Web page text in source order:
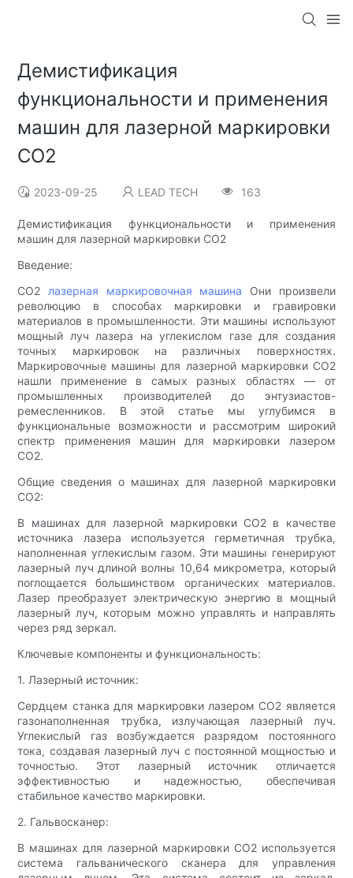
Демистификация
функциональности и применения
машин для лазерной маркировки
CO2
2023-09-25 LEAD TECH 163
Демистификация функциональности и применения
машин для лазерной маркировки CO2
Введение:
CO2 лазерная маркировочная машина Они произвели
революцию в способах маркировки и гравировки
материалов в промышленности. Эти машины используют
мощный луч лазера на углекислом газе для создания
точных маркировок на различных поверхностях.
Маркировочные машины для лазерной маркировки CO2
нашли применение в самых разных областях — от
промышленных производителей до энтузиастов-
ремесленников. В этой статье мы углубимся в
функциональные возможности и рассмотрим широкий
спектр применения машин для маркировки лазером
CO2.
Общие сведения о машинах для лазерной маркировки
CO2:
В машинах для лазерной маркировки CO2 в качестве
источника лазера используется герметичная трубка,
наполненная углекислым газом. Эти машины генерируют
лазерный луч длиной волны 10,64 микрометра, который
поглощается большинством органических материалов.
Лазер преобразует электрическую энергию в мощный
лазерный луч, которым можно управлять и направлять
через ряд зеркал.
Ключевые компоненты и функциональность:
1. Лазерный источник:
Сердцем станка для маркировки лазером CO2 является
газонаполненная трубка, излучающая лазерный луч.
Углекислый газ возбуждается разрядом постоянного
тока, создавая лазерный луч с постоянной мощностью и
точностью. Этот лазерный источник отличается
эффективностью и надежностью, обеспечивая
стабильное качество маркировки.
2. Гальвосканер:
В машинах для лазерной маркировки CO2 используется
система гальванического сканера для управления